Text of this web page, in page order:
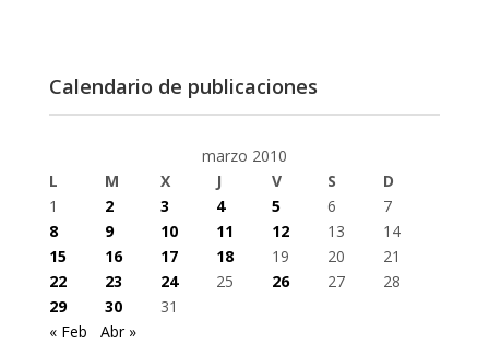
Calendario de publicaciones
marzo 2010
L
M X J V S
D
1
2 3 4 5 6
7
8
9 10 11 12 13
14
15
16 17 18 19 20
21
22
23 24 25 26 27
28
29
30
31
« Feb
Abr »